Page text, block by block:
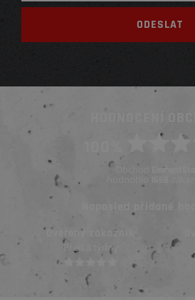
HODNOCENÍ
Obchod
hodnotilo
Naposled přidané
Ověřený zákazník
Před 3 týdny